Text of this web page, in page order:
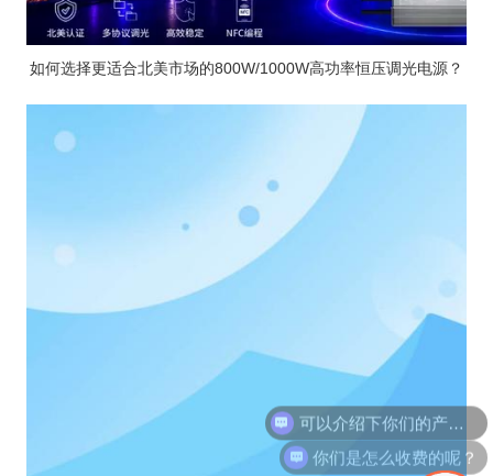
如何选择更适合北美市场的800W/1000W高功率恒压调光电源？
你们是怎么收费的呢？